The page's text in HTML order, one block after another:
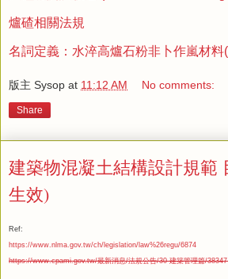
爐碴相關法規
名詞定義：水淬高爐石粉非卜作嵐材
版主 Sysop at 11:12 AM No comments:
Share
建築物混凝土結構設計規範
生效)
Ref:
https://www.nlma.gov.tw/ch/legislation/law%26regu/6874
https://www.cpami.gov.tw/最新消息/法規公告/30-建築管理篇/